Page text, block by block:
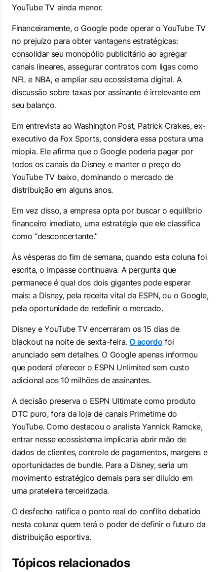
YouTube TV ainda menor.
Financeiramente, o Google pode operar o YouTube TV
no prejuízo para obter vantagens estratégicas:
consolidar seu monopólio publicitário ao agregar
canais lineares, assegurar contratos com ligas como
NFL e NBA, e ampliar seu ecossistema digital. A
discussão sobre taxas por assinante é irrelevante em
seu balanço.
Em entrevista ao Washington Post, Patrick Crakes, ex-
executivo da Fox Sports, considera essa postura uma
miopia. Ele afirma que o Google poderia pagar por
todos os canais da Disney e manter o preço do
YouTube TV baixo, dominando o mercado de
distribuição em alguns anos.
Em vez disso, a empresa opta por buscar o equilíbrio
financeiro imediato, uma estratégia que ele classifica
como “desconcertante.”
Às vésperas do fim de semana, quando esta coluna foi
escrita, o impasse continuava. A pergunta que
permanece é qual dos dois gigantes pode esperar
mais: a Disney, pela receita vital da ESPN, ou o Google,
pela oportunidade de redefinir o mercado.
Disney e YouTube TV encerraram os 15 dias de
blackout na noite de sexta-feira.O acordo foi
anunciado sem detalhes. O Google apenas informou
que poderá oferecer o ESPN Unlimited sem custo
adicional aos 10 milhões de assinantes.
A decisão preserva o ESPN Ultimate como produto
DTC puro, fora da loja de canais Primetime do
YouTube. Como destacou o analista Yannick Ramcke,
entrar nesse ecossistema implicaria abrir mão de
dados de clientes, controle de pagamentos, margens e
oportunidades de bundle. Para a Disney, seria um
movimento estratégico demais para ser diluído em
uma prateleira terceirizada.
O desfecho ratifica o ponto real do conflito debatido
nesta coluna: quem terá o poder de definir o futuro da
distribuição esportiva.
Tópicos relacionados